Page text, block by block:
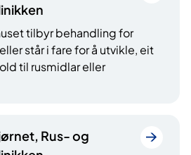
tilbyr behandling for
står i fare for å utvikle, eit
til rusmidlar eller
Rus- og